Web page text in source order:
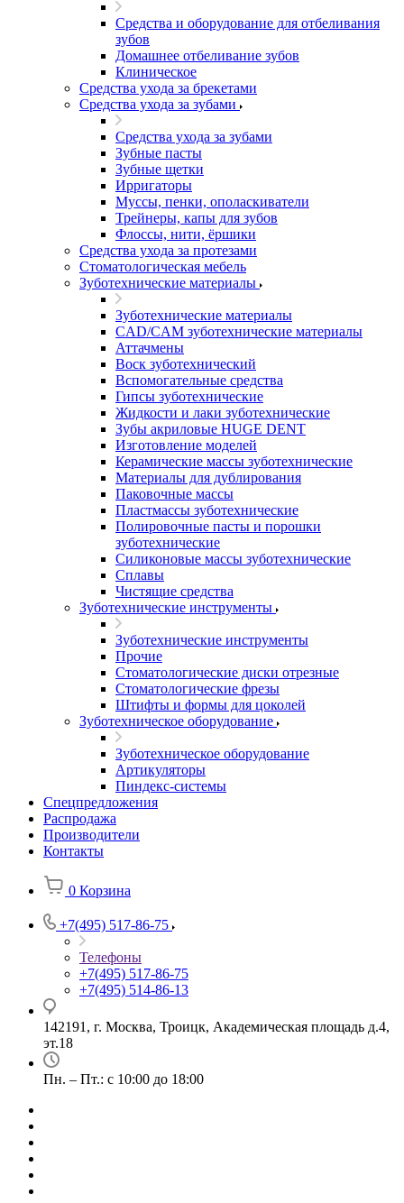
Средства и оборудование для отбеливания
зубов
Домашнее отбеливание зубов
Клиническое
Средства ухода за брекетами
Средства ухода за зубами
Средства ухода за зубами
Зубные пасты
Зубные щетки
Ирригаторы
Муссы, пенки, ополаскиватели
Трейнеры, капы для зубов
Флоссы, нити, ёршики
Средства ухода за протезами
Стоматологическая мебель
Зуботехнические материалы
Зуботехнические материалы
CAD/CAM зуботехнические материалы
Аттачмены
Воск зуботехнический
Вспомогательные средства
Гипсы зуботехнические
Жидкости и лаки зуботехнические
Зубы акриловые HUGE DENT
Изготовление моделей
Керамические массы зуботехнические
Материалы для дублирования
Паковочные массы
Пластмассы зуботехнические
Полировочные пасты и порошки
зуботехнические
Силиконовые массы зуботехнические
Сплавы
Чистящие средства
Зуботехнические инструменты
Зуботехнические инструменты
Прочие
Стоматологические диски отрезные
Стоматологические фрезы
Штифты и формы для цоколей
Зуботехническое оборудование
Зуботехническое оборудование
Артикуляторы
Пиндекс-системы
Спецпредложения
Распродажа
Производители
Контакты
0 Корзина
+7(495) 517-86-75
Телефоны
+7(495) 517-86-75
+7(495) 514-86-13
142191, г. Москва, Троицк, Академическая площадь д.4,
эт.18
Пн. – Пт.: с 10:00 до 18:00